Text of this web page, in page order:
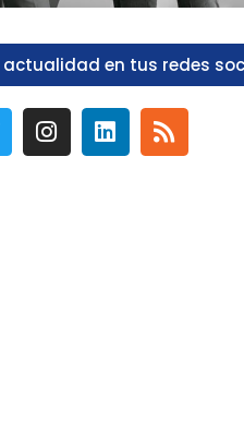
actualidad en tus redes